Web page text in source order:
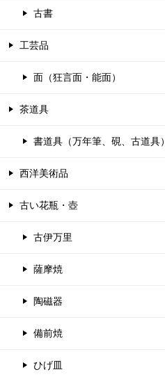
古書
工芸品
面（狂言面・能面）
茶道具
書道具（万年筆、硯、古道具）
西洋美術品
古い花瓶・壺
古伊万里
薩摩焼
陶磁器
備前焼
ひげ皿